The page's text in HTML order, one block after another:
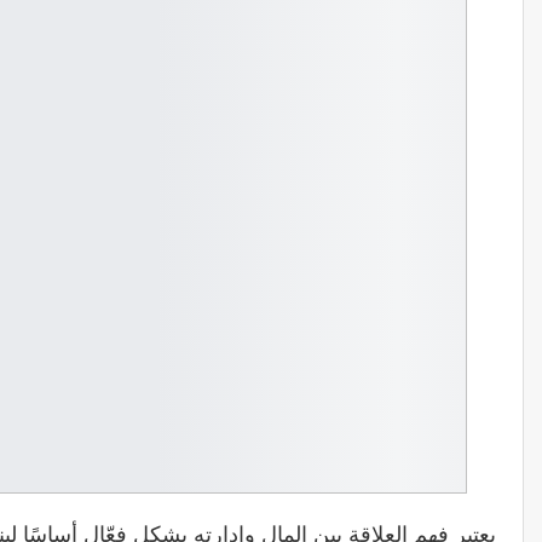
يعتبر فهم العلاقة بين المال وإدارته بشكل فعّال أساسًا